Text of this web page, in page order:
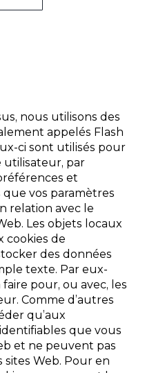
nous utilisons des
appelés Flash
ci sont utilisés pour
utilisateur, par
et
vos paramètres
relation avec le
Les objets locaux
cookies de
des données
texte. Par eux-
pour, ou avec, les
Comme d’autres
qu’aux
que vous
et ne peuvent pas
Web. Pour en